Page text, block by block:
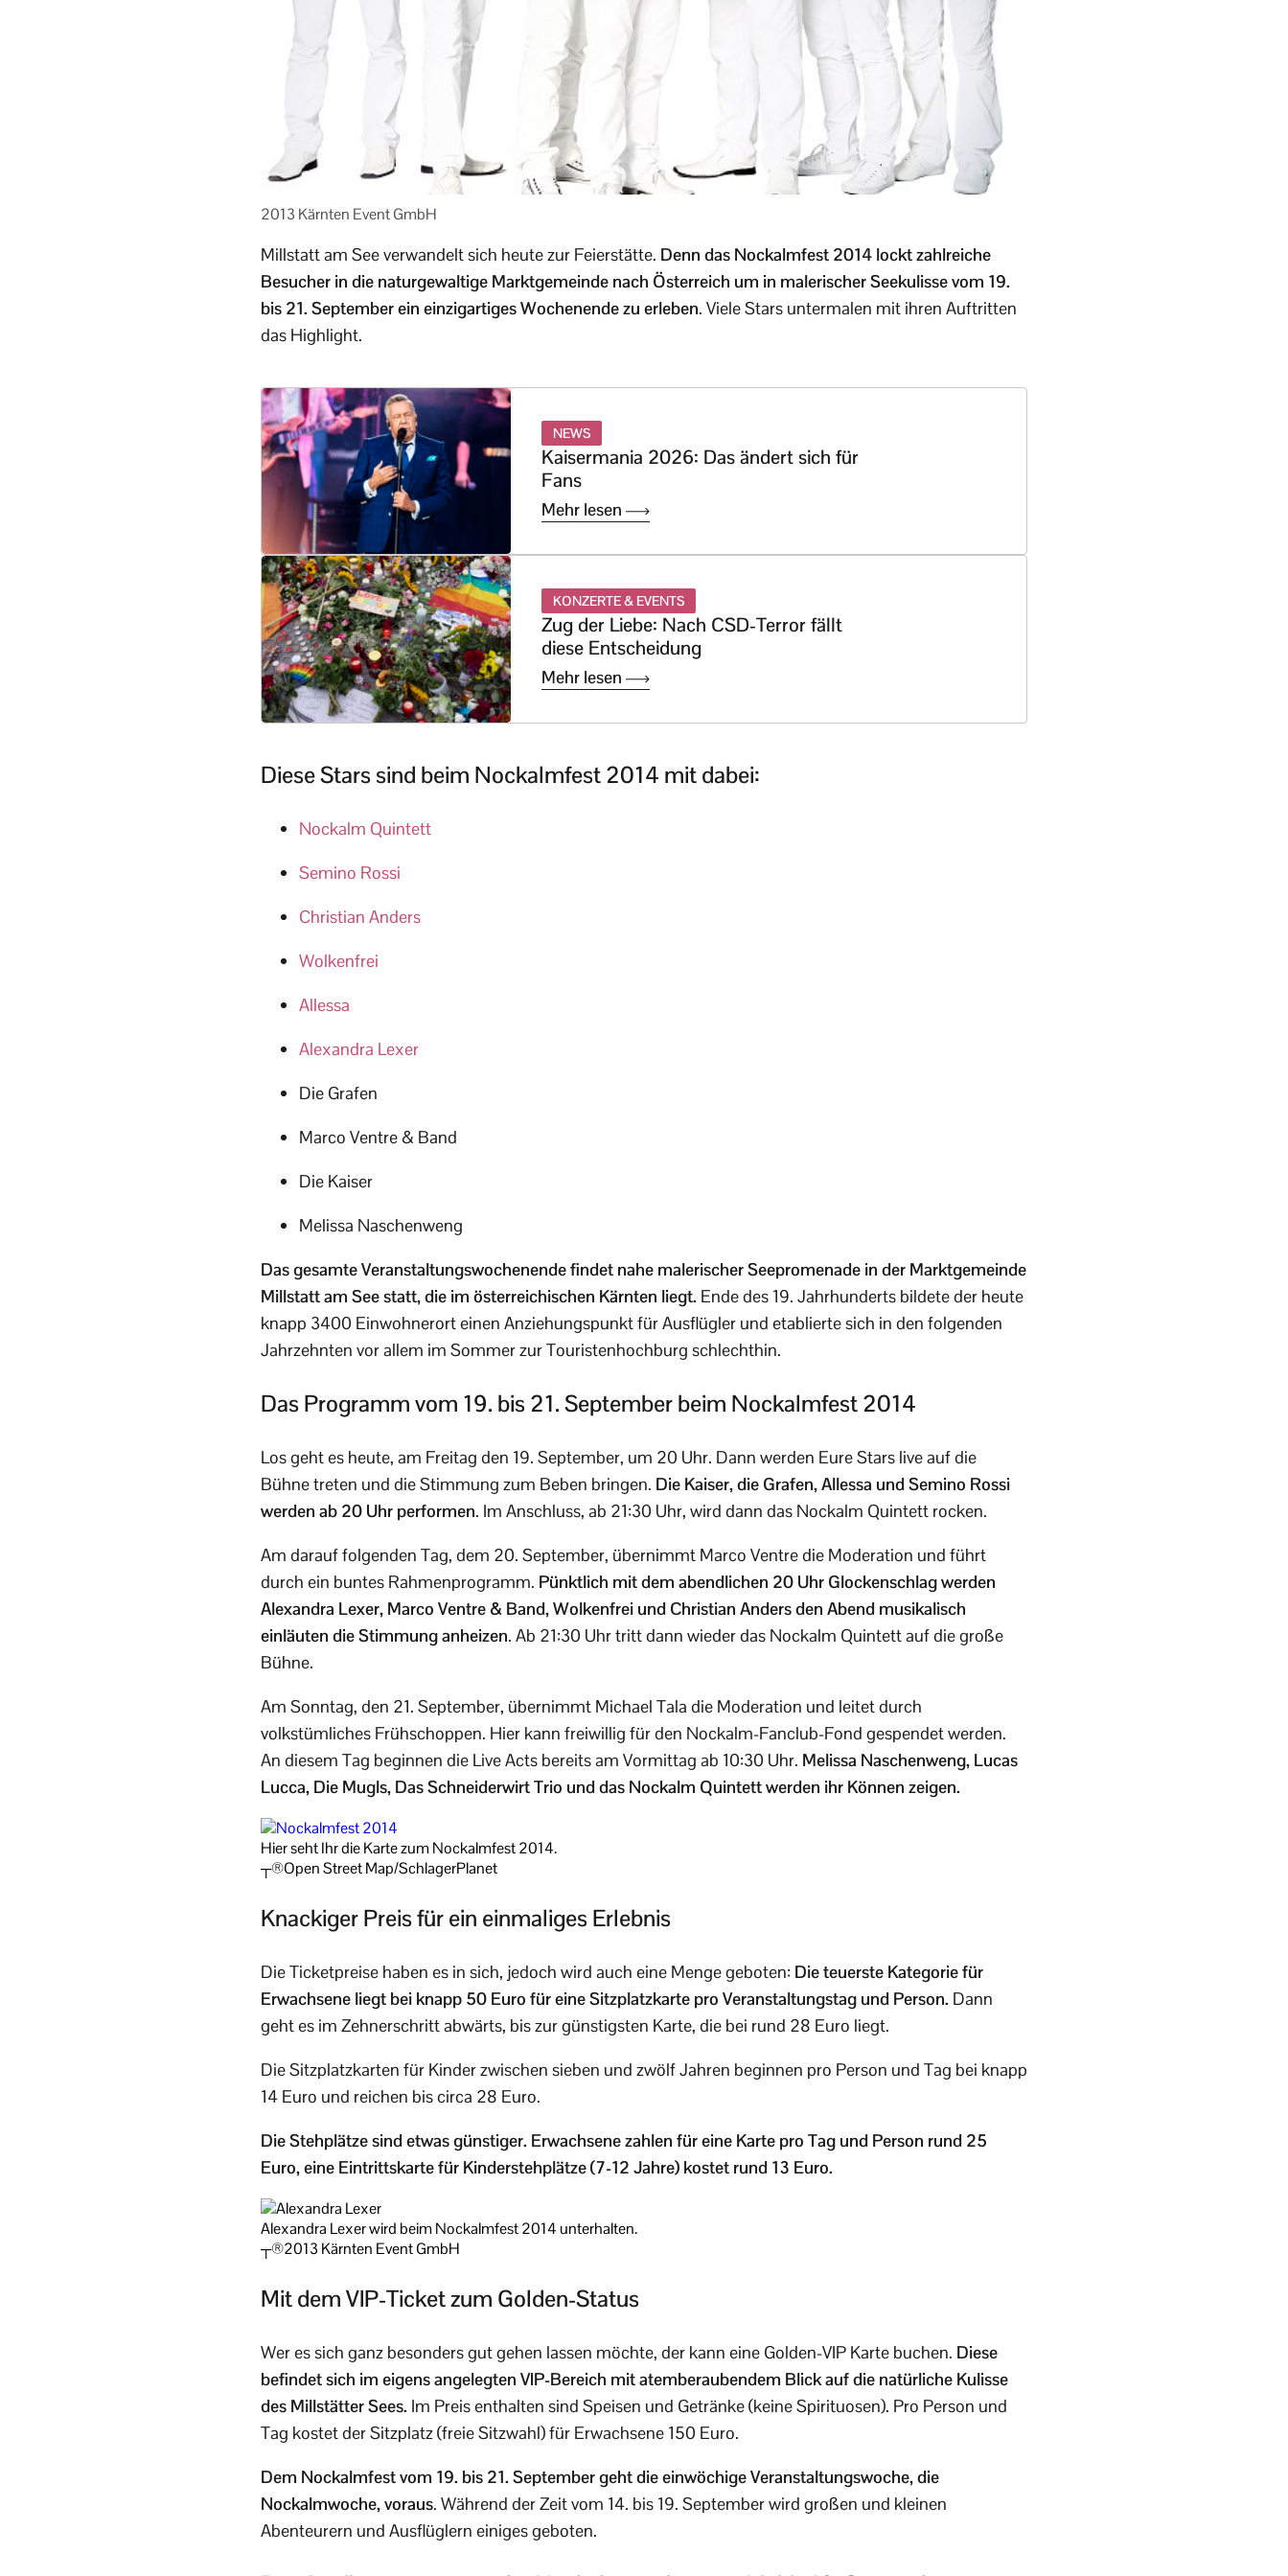
2013 Kärnten Event GmbH
Millstatt am See verwandelt sich heute zur Feierstätte. Denn das Nockalmfest 2014 lockt zahlreiche
Besucher in die naturgewaltige Marktgemeinde nach Österreich um in malerischer Seekulisse vom 19.
bis 21. September ein einzigartiges Wochenende zu erleben. Viele Stars untermalen mit ihren Auftritten
das Highlight.
NEWS
Kaisermania 2026: Das ändert sich für
Fans
Mehr lesen
KONZERTE & EVENTS
Zug der Liebe: Nach CSD-Terror fällt
diese Entscheidung
Mehr lesen
Diese Stars sind beim Nockalmfest 2014 mit dabei:
Nockalm Quintett
Semino Rossi
Christian Anders
Wolkenfrei
Allessa
Alexandra Lexer
Die Grafen
Marco Ventre & Band
Die Kaiser
Melissa Naschenweng
Das gesamte Veranstaltungswochenende findet nahe malerischer Seepromenade in der Marktgemeinde
Millstatt am See statt, die im österreichischen Kärnten liegt. Ende des 19. Jahrhunderts bildete der heute
knapp 3400 Einwohnerort einen Anziehungspunkt für Ausflügler und etablierte sich in den folgenden
Jahrzehnten vor allem im Sommer zur Touristenhochburg schlechthin.
Das Programm vom 19. bis 21. September beim Nockalmfest 2014
Los geht es heute, am Freitag den 19. September, um 20 Uhr. Dann werden Eure Stars live auf die
Bühne treten und die Stimmung zum Beben bringen. Die Kaiser, die Grafen, Allessa und Semino Rossi
werden ab 20 Uhr performen. Im Anschluss, ab 21:30 Uhr, wird dann das Nockalm Quintett rocken.
Am darauf folgenden Tag, dem 20. September, übernimmt Marco Ventre die Moderation und führt
durch ein buntes Rahmenprogramm. Pünktlich mit dem abendlichen 20 Uhr Glockenschlag werden
Alexandra Lexer, Marco Ventre & Band, Wolkenfrei und Christian Anders den Abend musikalisch
einläuten die Stimmung anheizen. Ab 21:30 Uhr tritt dann wieder das Nockalm Quintett auf die große
Bühne.
Am Sonntag, den 21. September, übernimmt Michael Tala die Moderation und leitet durch
volkstümliches Frühschoppen. Hier kann freiwillig für den Nockalm-Fanclub-Fond gespendet werden.
An diesem Tag beginnen die Live Acts bereits am Vormittag ab 10:30 Uhr. Melissa Naschenweng, Lucas
Lucca, Die Mugls, Das Schneiderwirt Trio und das Nockalm Quintett werden ihr Können zeigen.
Hier seht Ihr die Karte zum Nockalmfest 2014.
┬®Open Street Map/SchlagerPlanet
Knackiger Preis für ein einmaliges Erlebnis
Die Ticketpreise haben es in sich, jedoch wird auch eine Menge geboten: Die teuerste Kategorie für
Erwachsene liegt bei knapp 50 Euro für eine Sitzplatzkarte pro Veranstaltungstag und Person. Dann
geht es im Zehnerschritt abwärts, bis zur günstigsten Karte, die bei rund 28 Euro liegt.
Die Sitzplatzkarten für Kinder zwischen sieben und zwölf Jahren beginnen pro Person und Tag bei knapp
14 Euro und reichen bis circa 28 Euro.
Die Stehplätze sind etwas günstiger. Erwachsene zahlen für eine Karte pro Tag und Person rund 25
Euro, eine Eintrittskarte für Kinderstehplätze (7-12 Jahre) kostet rund 13 Euro.
Alexandra Lexer wird beim Nockalmfest 2014 unterhalten.
┬®2013 Kärnten Event GmbH
Mit dem VIP-Ticket zum Golden-Status
Wer es sich ganz besonders gut gehen lassen möchte, der kann eine Golden-VIP Karte buchen. Diese
befindet sich im eigens angelegten VIP-Bereich mit atemberaubendem Blick auf die natürliche Kulisse
des Millstätter Sees. Im Preis enthalten sind Speisen und Getränke (keine Spirituosen). Pro Person und
Tag kostet der Sitzplatz (freie Sitzwahl) für Erwachsene 150 Euro.
Dem Nockalmfest vom 19. bis 21. September geht die einwöchige Veranstaltungswoche, die
Nockalmwoche, voraus. Während der Zeit vom 14. bis 19. September wird großen und kleinen
Abenteurern und Ausflüglern einiges geboten.